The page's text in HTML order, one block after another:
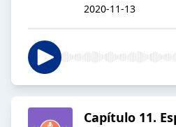
2020-11-13
Capítulo 11.